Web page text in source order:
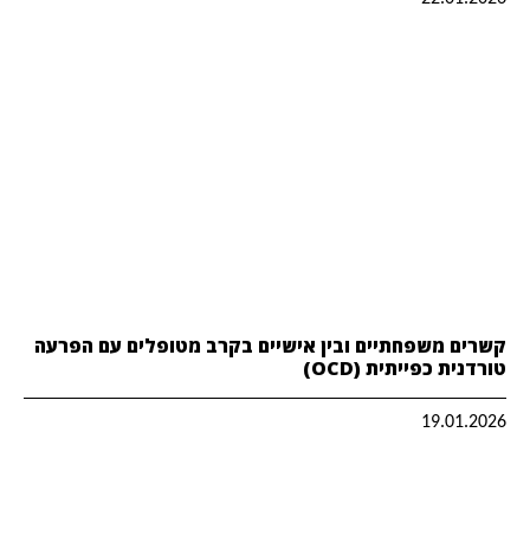
קשרים משפחתיים ובין אישיים בקרב מטופלים עם הפרעה
טורדנית כפייתית (OCD)
19.01.2026